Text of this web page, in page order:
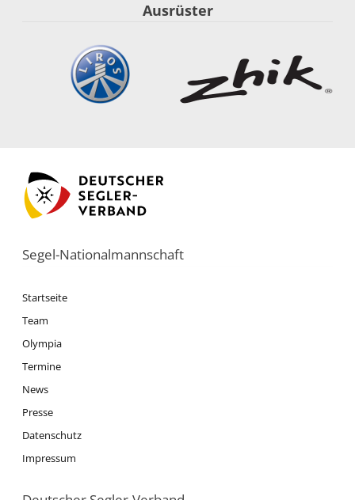
Ausrüster
Segel-Nationalmannschaft
Startseite
Team
Olympia
Termine
News
Presse
Datenschutz
Impressum